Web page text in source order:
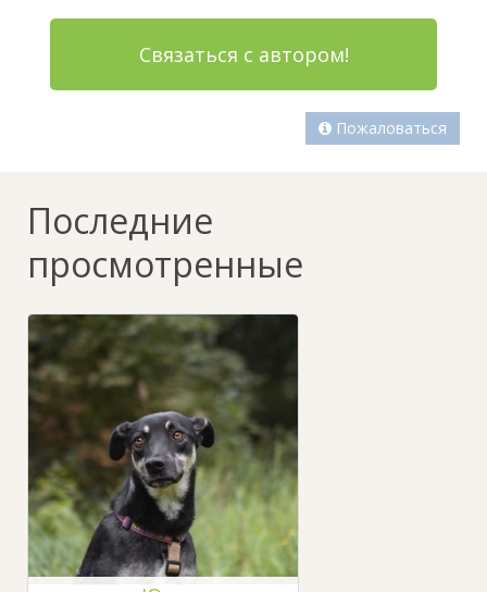
Связаться с автором!
Пожаловаться
Последние
просмотренные